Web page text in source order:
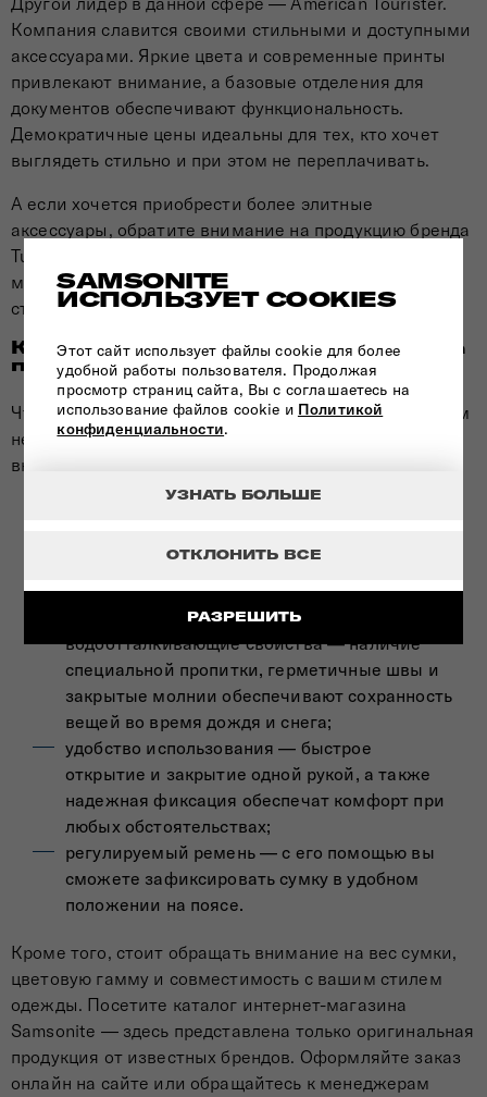
SAMSONITE
ИСПОЛЬЗУЕТ COOKIES
Этот сайт использует файлы cookie для более
удобной работы пользователя. Продолжая
просмотр страниц сайта, Вы с соглашаетесь на
использование файлов cookie и Политикой
конфиденциальности.
РАЗРЕШИТЬ
ОТКЛОНИТЬ ВСЕ
УЗНАТЬ БОЛЬШЕ
Компания славится своими стильными и доступными
аксессуарами. Яркие цвета и современные принты
привлекают внимание, а базовые отделения для
документов обеспечивают функциональность.
Демократичные цены идеальны для тех, кто хочет
выглядеть стильно и при этом не переплачивать.
А если хочется приобрести более элитные
аксессуары, обратите внимание на продукцию бренда
Tumi. Их сумки отличаются высококачественными
материалами, а строгий дизайн без лишних деталей
станет идеальным выбором для деловых людей.
Как выбрать подходящую сумку на
пояс для активного отдыха?
Чтобы сумка для документов на пояс прослужила вам
не один год, при покупке необходимо обращать
внимание на ряд критериев:
устойчивыми к деформациям, лучшим
решением считаются модели из кожи и
экокожи, нейлона, полиэстера;
водоотталкивающие свойства — наличие
специальной пропитки, герметичные швы и
закрытые молнии обеспечивают сохранность
вещей во время дождя и снега;
удобство использования — быстрое
открытие и закрытие одной рукой, а также
надежная фиксация обеспечат комфорт при
любых обстоятельствах;
регулируемый ремень — с его помощью вы
сможете зафиксировать сумку в удобном
положении на поясе.
Кроме того, стоит обращать внимание на вес сумки,
цветовую гамму и совместимость с вашим стилем
одежды. Посетите каталог интернет-магазина
Samsonite — здесь представлена только оригинальная
продукция от известных брендов. Оформляйте заказ
онлайн на сайте или обращайтесь к менеджерам